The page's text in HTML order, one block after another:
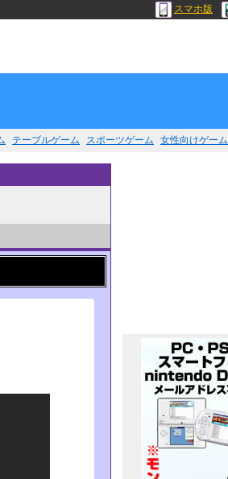
スマホ版
テーブルゲーム スポーツゲーム 女性向けゲーム